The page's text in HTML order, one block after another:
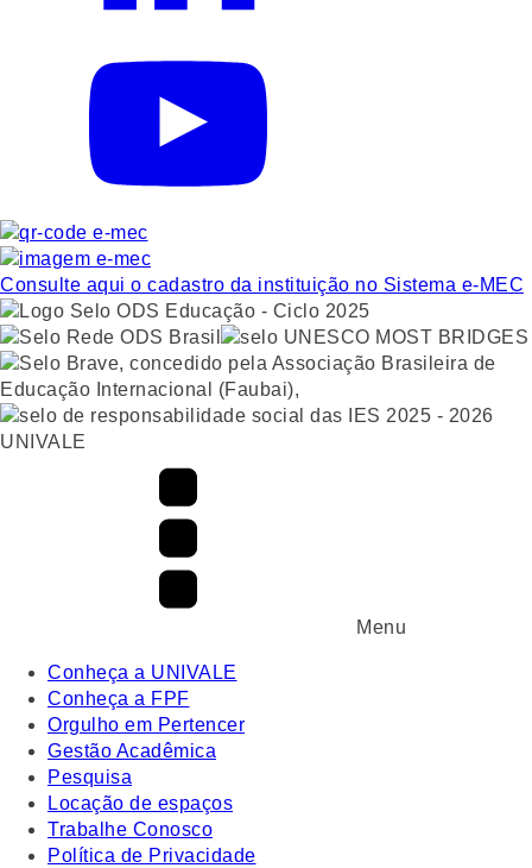
Consulte aqui o cadastro da instituição no Sistema e-MEC
UNIVALE
Menu
Conheça a UNIVALE
Conheça a FPF
Orgulho em Pertencer
Gestão Acadêmica
Pesquisa
Locação de espaços
Trabalhe Conosco
Política de Privacidade